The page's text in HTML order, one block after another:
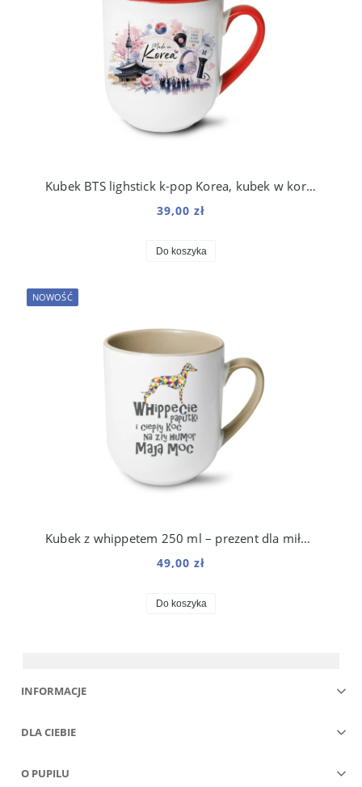
Kubek BTS lighstick k-pop Korea, kubek w koreańskim stylu 330 ml
39,00 zł
Do koszyka
Kubek z whippetem 250 ml – prezent dla miłośnika charta angielskiego
49,00 zł
Do koszyka
NOWOŚĆ
INFORMACJE
DLA CIEBIE
O PUPILU